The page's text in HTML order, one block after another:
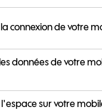
connexion de votre
données de votre
sur votre